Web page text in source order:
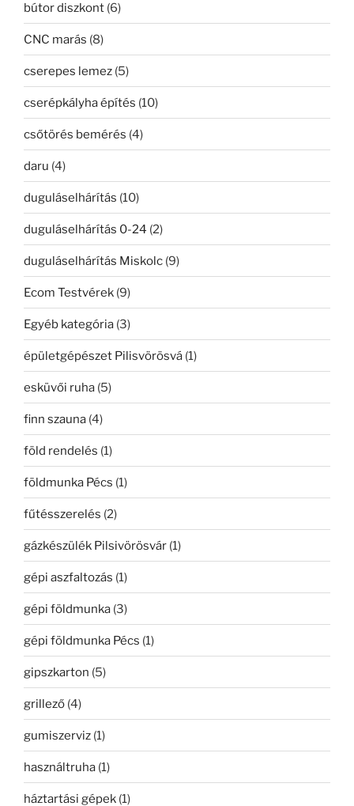
bútor diszkont (6)
CNC marás (8)
cserepes lemez (5)
cserépkályha építés (10)
csőtörés bemérés (4)
daru (4)
duguláselhárítás (10)
duguláselhárítás 0-24 (2)
duguláselhárítás Miskolc (9)
Ecom Testvérek (9)
Egyéb kategória (3)
épületgépészet Pilisvörösvá (1)
esküvői ruha (5)
finn szauna (4)
föld rendelés (1)
földmunka Pécs (1)
fűtésszerelés (2)
gázkészülék Pilsivörösvár (1)
gépi aszfaltozás (1)
gépi földmunka (3)
gépi földmunka Pécs (1)
gipszkarton (5)
grillező (4)
gumiszerviz (1)
használtruha (1)
háztartási gépek (1)